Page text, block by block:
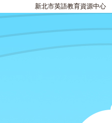
新北市英語教育資源中心